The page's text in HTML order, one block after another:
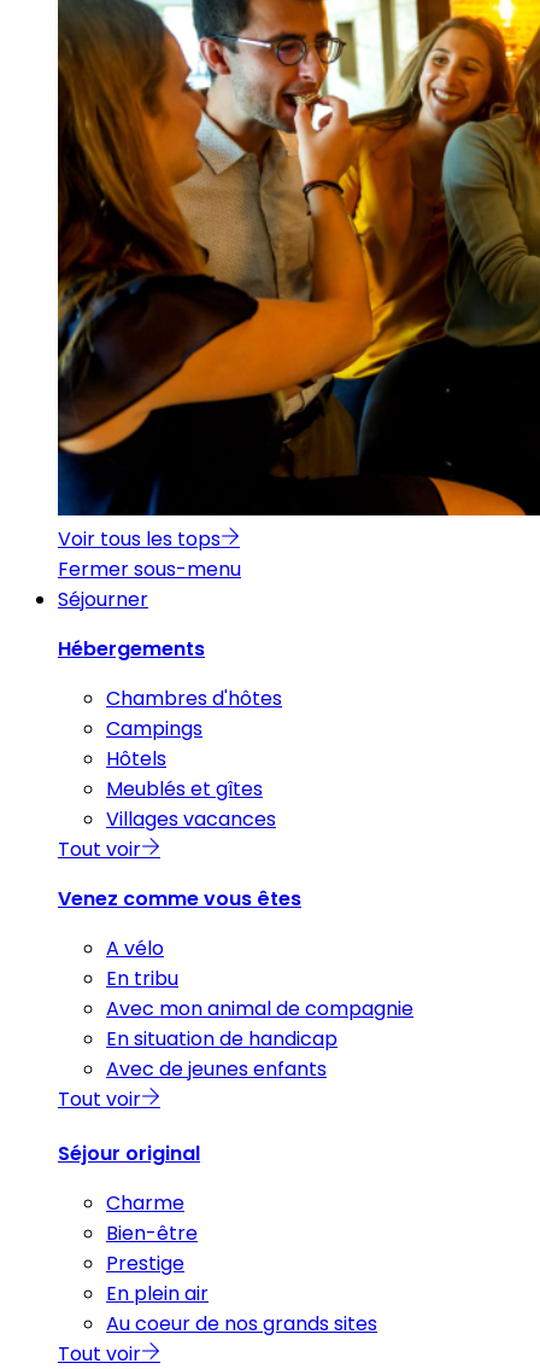
Voir tous les tops
Fermer sous-menu
Séjourner
Hébergements
Chambres d'hôtes
Campings
Hôtels
Meublés et gîtes
Villages vacances
Tout voir
Venez comme vous êtes
A vélo
En tribu
Avec mon animal de compagnie
En situation de handicap
Avec de jeunes enfants
Tout voir
Séjour original
Charme
Bien-être
Prestige
En plein air
Au coeur de nos grands sites
Tout voir